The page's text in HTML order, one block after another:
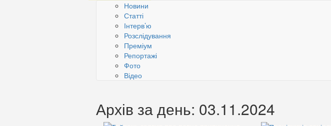
Новини
Статті
Інтерв’ю
Розслідування
Преміум
Репортажі
Фото
Відео
Архів за день: 03.11.2024